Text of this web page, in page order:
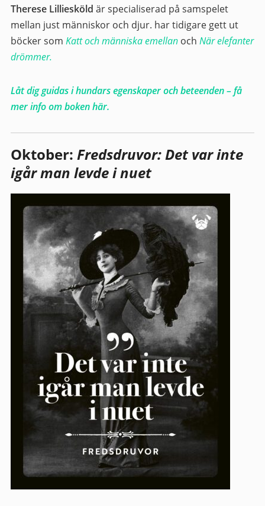
Therese Lilliesköld är specialiserad på samspelet
mellan just människor och djur. har tidigare gett ut
böcker som Katt och människa emellan och När elefanter
drömmer.
Låt dig guidas i hundars egenskaper och beteenden – få
mer info om boken här.
Oktober: Fredsdruvor:Det var inte
igår man levde i nuet